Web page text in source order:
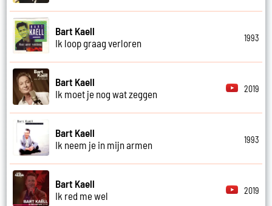
Bart Kaell
Ik loop graag verloren
1993
Bart Kaell
Ik moet je nog wat zeggen
2019
Bart Kaell
Ik neem je in mijn armen
1993
Bart Kaell
Ik red me wel
2019